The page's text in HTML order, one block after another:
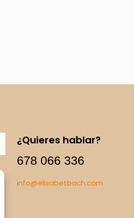
¿Quieres hablar?
678 066 336
info@elisabetbach.com